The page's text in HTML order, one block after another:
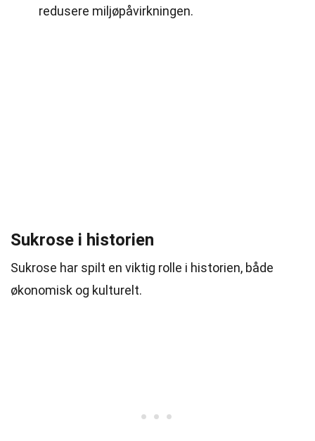
redusere miljøpåvirkningen.
Sukrose i historien
Sukrose har spilt en viktig rolle i historien, både
økonomisk og kulturelt.